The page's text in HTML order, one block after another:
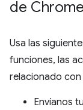
de Chrome
Usa las
funciones, las
relacionado
Envíanos